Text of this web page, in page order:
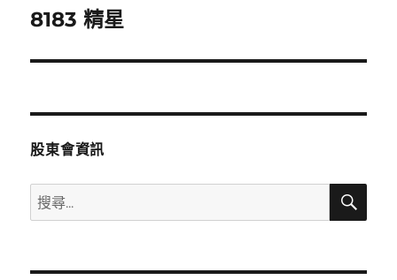
章:
下
篇
章:
8183 精星
股東會資訊
搜
尋
鍵
搜